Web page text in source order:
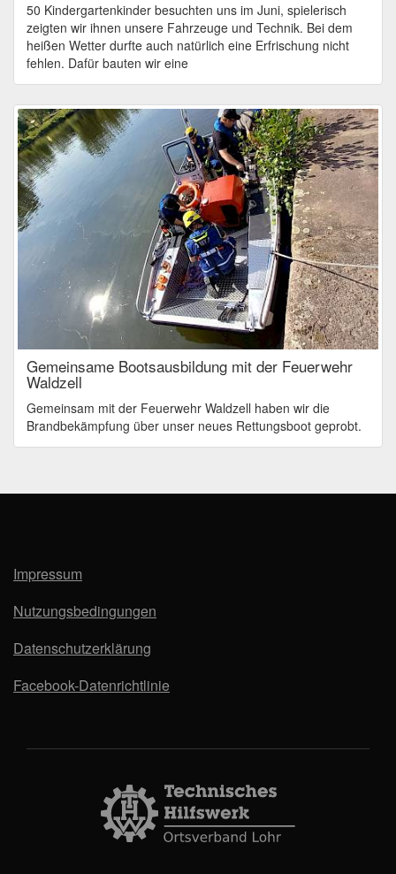
50 Kindergartenkinder besuchten uns im Juni, spielerisch
zeigten wir ihnen unsere Fahrzeuge und Technik. Bei dem
heißen Wetter durfte auch natürlich eine Erfrischung nicht
fehlen. Dafür bauten wir eine
Gemeinsame Bootsausbildung mit der Feuerwehr
Waldzell
Gemeinsam mit der Feuerwehr Waldzell haben wir die
Brandbekämpfung über unser neues Rettungsboot geprobt.
Impressum
Nutzungsbedingungen
Datenschutzerklärung
Facebook-Datenrichtlinie